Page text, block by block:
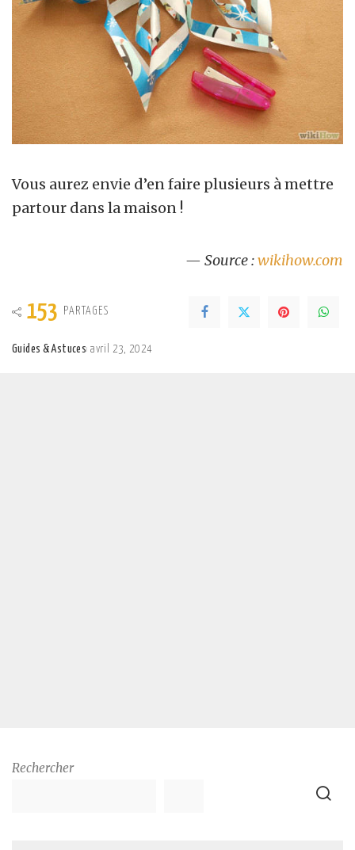
Vous aurez envie d’en faire plusieurs à mettre
partour dans la maison !
— Source :wikihow.com
153 PARTAGES
Guides & Astuces avril 23, 2024
Rechercher